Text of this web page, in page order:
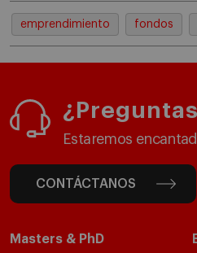
emprendimiento fondos
Estaremos
CONTÁCTANOS
Masters & PhD